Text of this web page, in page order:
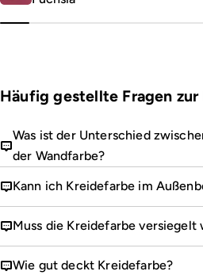
Häufig gestellte Fragen
Was ist der Unterschied
der Wandfarbe?
Kann ich Kreidefarbe im
Muss die Kreidefarbe versiegelt
Wie gut deckt Kreidefarbe?